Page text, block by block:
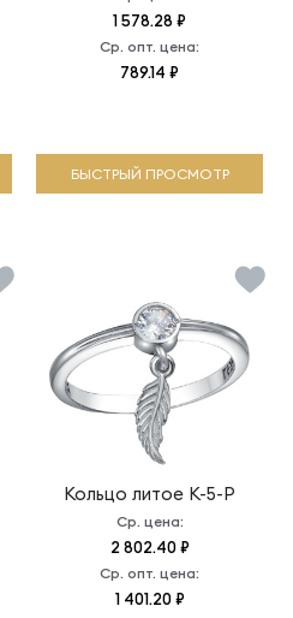
1 578.28 ₽
Ср. опт. цена:
789.14 ₽
БЫСТРЫЙ ПРОСМОТР
Кольцо литое К-5-Р
Ср. цена:
2 802.40 ₽
Ср. опт. цена:
1 401.20 ₽